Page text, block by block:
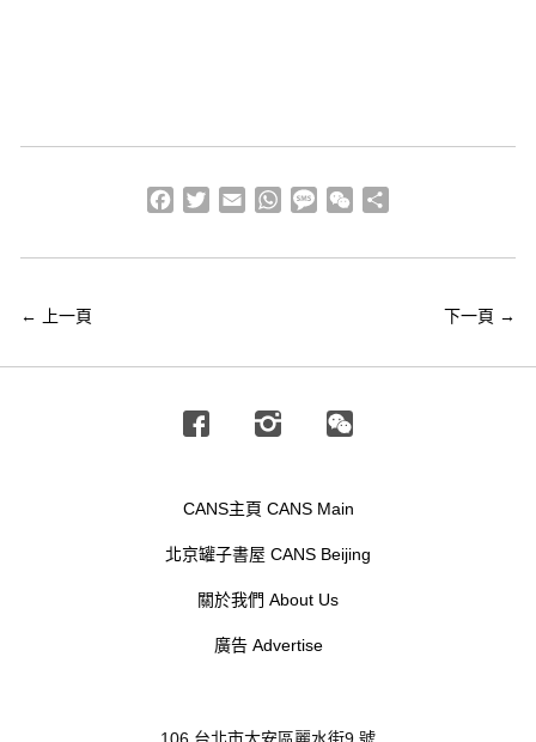
Facebook
TwitterEmailWhatsApp
MessageWeChat
← 上一頁 下一頁 →
Facebook Instagram
廣告 Advertise
關於我們 About Us
CANS主頁 CANS Main
北京罐子書屋 CANS Beijing